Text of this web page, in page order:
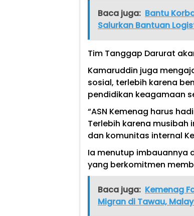
Baca juga: Bantu
Salurkan Bantuan
Tim Tanggap Darurat
Kamaruddin juga
sosial, terlebih karena
pendidikan keagamaan
“ASN Kemenag harus
Terlebih karena
dan komunitas internal
Ia menutup imbauannya
yang berkomitmen
Baca juga: Kemenag
Migran di Tawau,